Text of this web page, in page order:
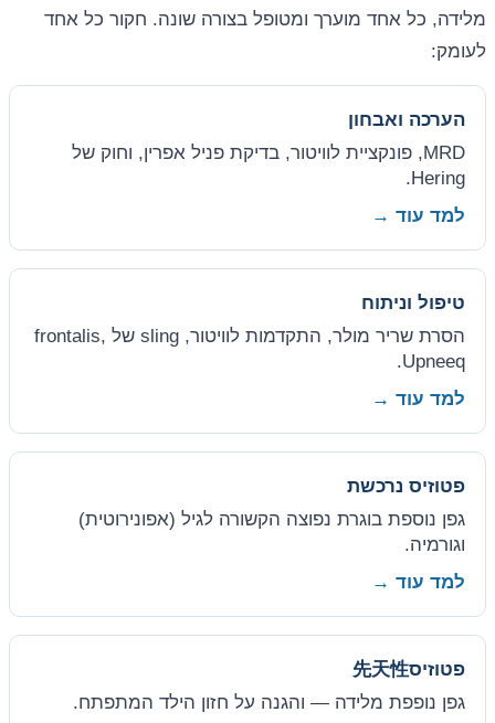
מלידה, כל אחד מוערך ומטופל בצורה שונה. חקור כל אחד
לעומק:
הערכה ואבחון
MRD, פונקציית לוויטור, בדיקת פניל אפרין, וחוק של
Hering.
למד עוד →
טיפול וניתוח
הסרת שריר מולר, התקדמות לוויטור, sling של frontalis,
Upneeq.
למד עוד →
פטוזיס נרכשת
גפן נוספת בוגרת נפוצה הקשורה לגיל (אפונירוטית)
וגורמיה.
למד עוד →
פטוזיס先天性
גפן נופפת מלידה — והגנה על חזון הילד המתפתח.